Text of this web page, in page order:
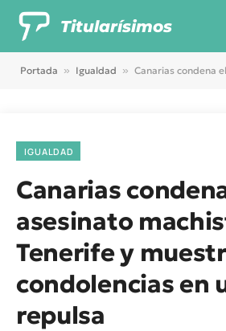
Titularísimos
Portada » Igualdad » Canarias condena el último asesinato machista
IGUALDAD
Canarias
asesinato
Tenerife y
condolencias en
repulsa